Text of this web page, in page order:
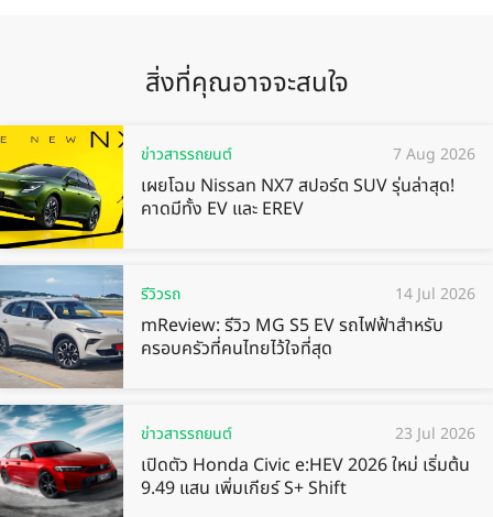
สิ่งที่คุณอาจจะสนใจ
ข่าวสารรถยนต์ 7 Aug 2026
เผยโฉม Nissan NX7 สปอร์ต SUV รุ่นล่าสุด!
คาดมีทั้ง EV และ EREV
รีวิวรถ 14 Jul 2026
mReview: รีวิว MG S5 EV รถไฟฟ้าสำหรับ
ครอบครัวที่คนไทยไว้ใจที่สุด
ข่าวสารรถยนต์ 23 Jul 2026
เปิดตัว Honda Civic e:HEV 2026 ใหม่ เริ่มต้น
9.49 แสน เพิ่มเกียร์ S+ Shift